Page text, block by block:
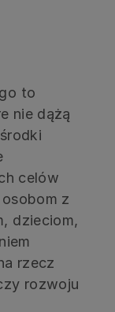
to
nie dążą
celów
z
dzieciom,
rzecz
rozwoju